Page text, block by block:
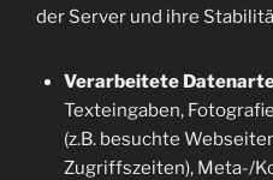
der Server und ihre
Verarbeitete
Texteingaben,
(z.B. besuchte
Zugriffszeiten), Meta-/